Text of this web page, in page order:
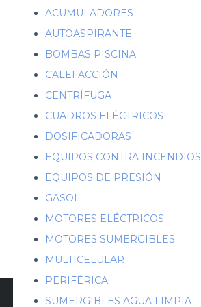
ACUMULADORES
AUTOASPIRANTE
BOMBAS PISCINA
CALEFACCIÓN
CENTRÍFUGA
CUADROS ELÉCTRICOS
DOSIFICADORAS
EQUIPOS CONTRA INCENDIOS
EQUIPOS DE PRESIÓN
GASOIL
MOTORES ELÉCTRICOS
MOTORES SUMERGIBLES
MULTICELULAR
PERIFÉRICA
SUMERGIBLES AGUA LIMPIA